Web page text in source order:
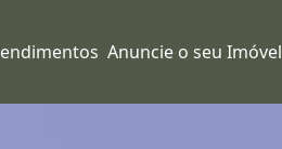
Anuncie o seu Imóvel